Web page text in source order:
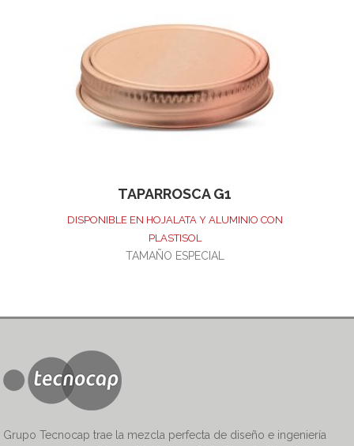
TAPARROSCA G1
DISPONIBLE EN HOJALATA Y ALUMINIO CON
PLASTISOL
TAMAÑO ESPECIAL
Grupo Tecnocap trae la mezcla perfecta de diseño e ingeniería